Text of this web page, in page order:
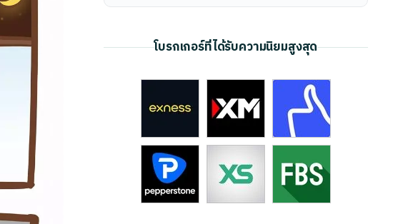
โบรกเกอร์ที่ได้รับความนิยมสูงสุด